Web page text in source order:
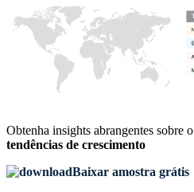
Obtenha insights abrangentes sobre o
tendências de crescimento
Baixar amostra grátis